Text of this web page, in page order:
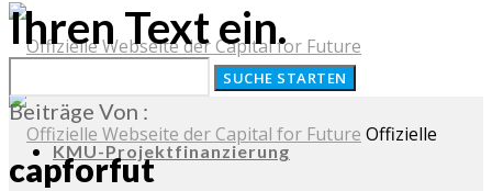
Offizielle
KMU-Kredite
KMU-Projektfinanzierung
Ihren Text ein.
Beiträge Von :
capforfut